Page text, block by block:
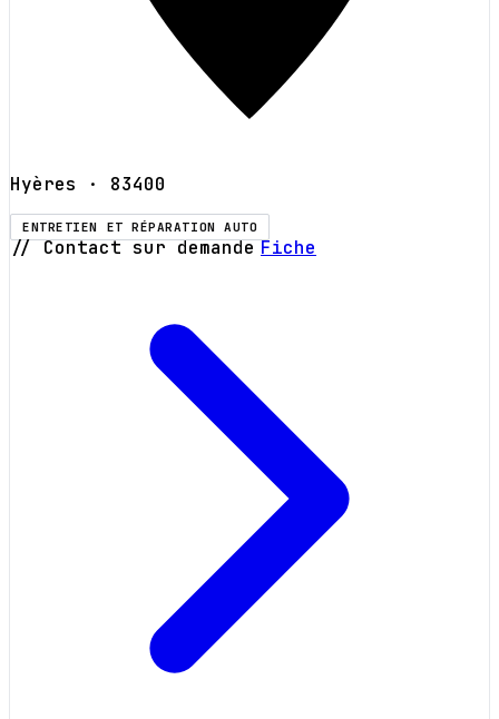
Hyères · 83400
ENTRETIEN ET RÉPARATION AUTO
// Contact sur demande Fiche